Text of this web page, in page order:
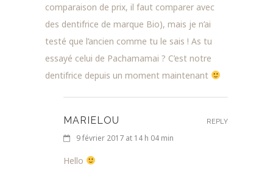
comparaison de prix, il faut comparer avec
des dentifrice de marque Bio), mais je n’ai
testé que l’ancien comme tu le sais ! As tu
essayé celui de Pachamamai ? C’est notre
dentifrice depuis un moment maintenant
MARIELOU
9 février 2017 at 14 h 04 min
Hello
REPLY